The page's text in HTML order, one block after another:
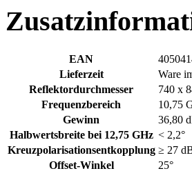
EAN
Lieferzeit
Ware
Reflektordurchmesser
740 x
Frequenzbereich
10,75
Gewinn
36,80
Halbwertsbreite bei 12,75 GHz < 2,2°
Kreuzpolarisationsentkopplung ≥ 27
Offset-Winkel
25°